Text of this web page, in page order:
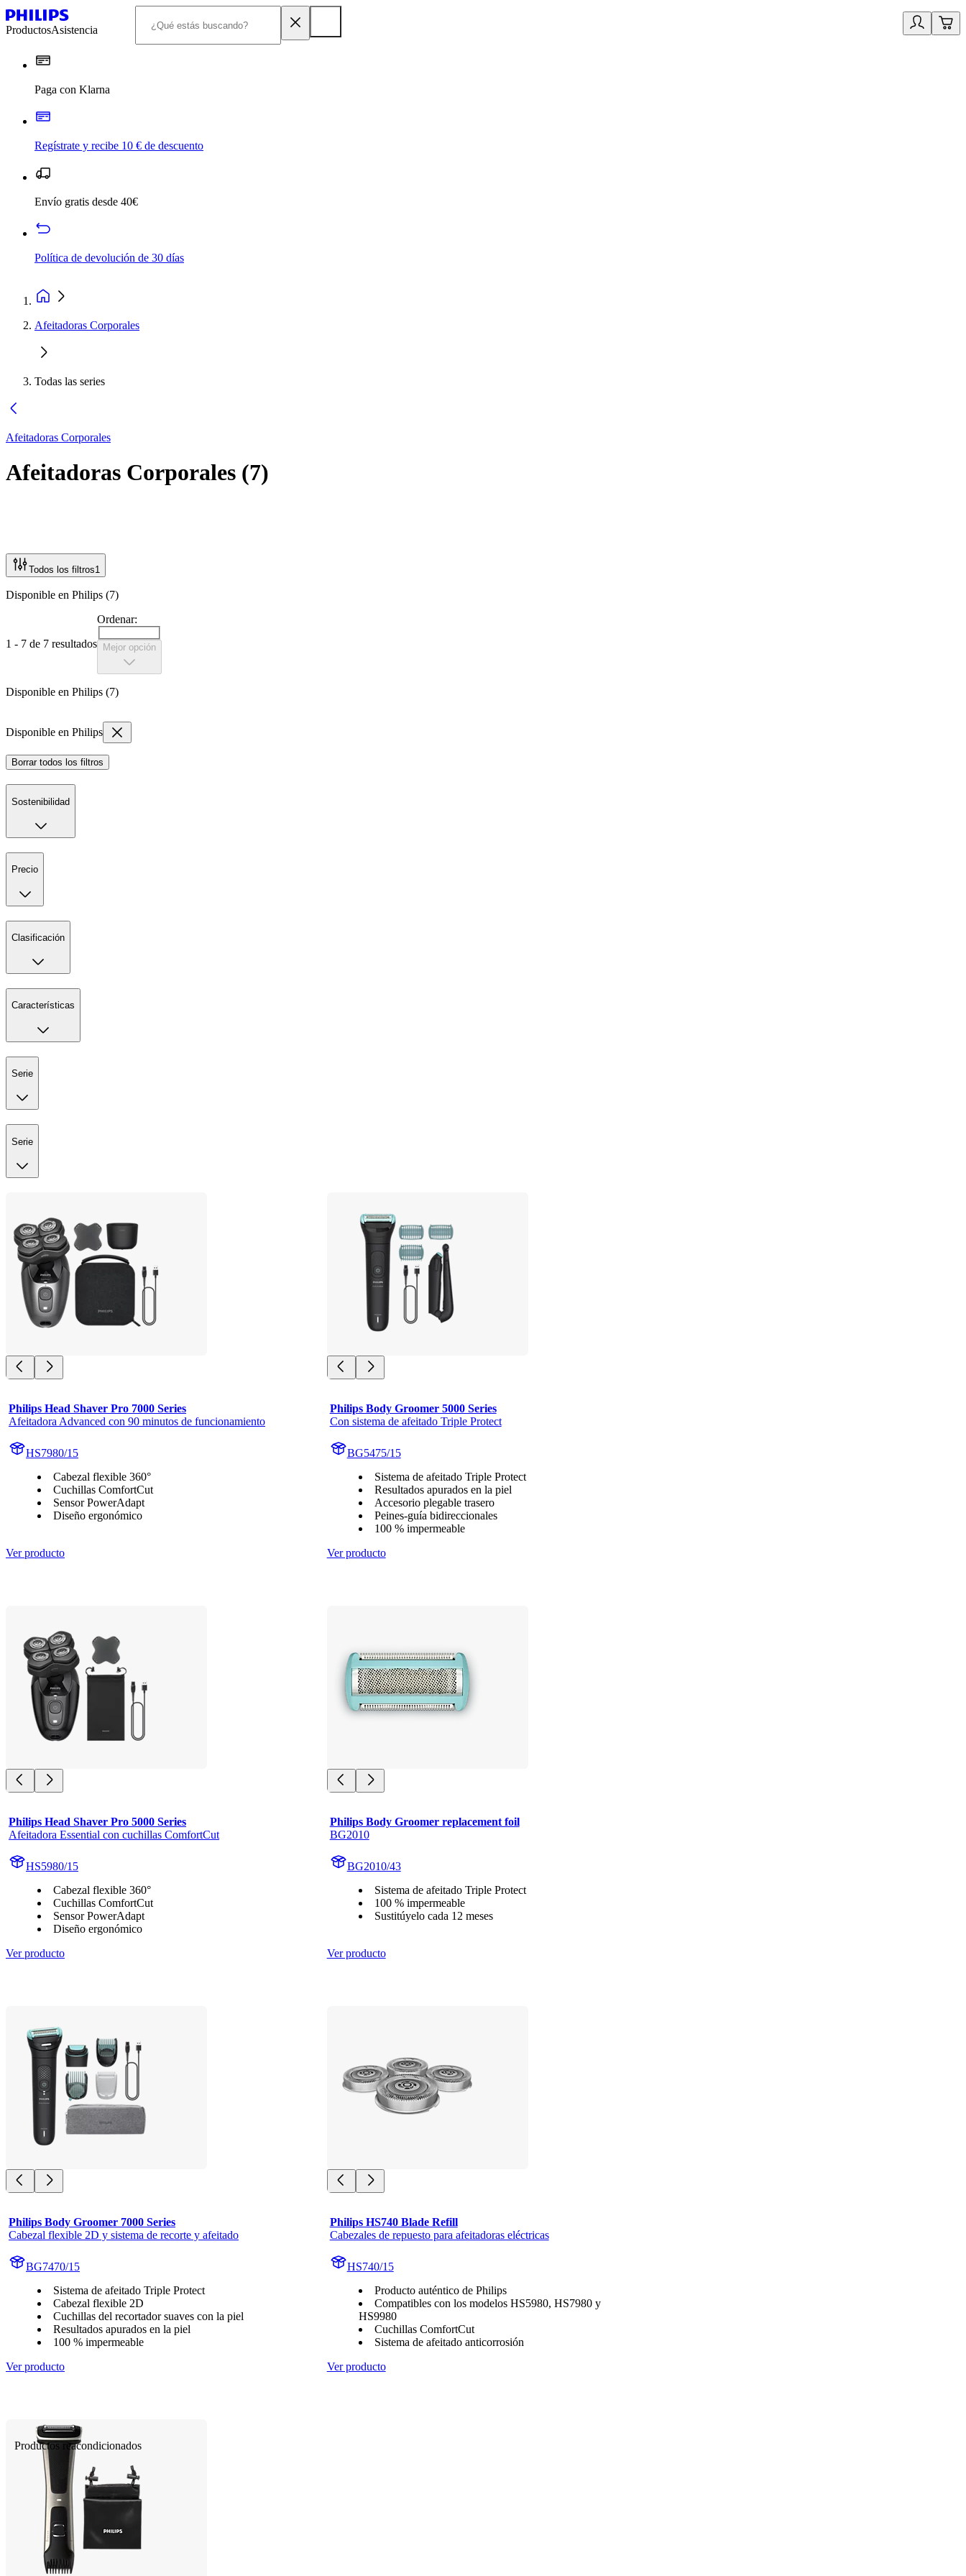
ProductosAsistencia
Paga con Klarna
Regístrate y recibe 10 € de descuento
Envío gratis desde 40€
Política de devolución de 30 días
Afeitadoras Corporales
Todas las series
Afeitadoras Corporales
Afeitadoras Corporales (7)
Todos los filtros1
Disponible en Philips (7)
1 - 7 de 7 resultados
Ordenar:
Mejor opción
Disponible en Philips (7)
Disponible en Philips
Borrar todos los filtros
Sostenibilidad
Precio
Clasificación
Características
Serie
Serie
Philips Head Shaver Pro 7000 Series
Afeitadora Advanced con 90 minutos de funcionamiento
HS7980/15
Cabezal flexible 360°
Cuchillas ComfortCut
Sensor PowerAdapt
Diseño ergonómico
Ver producto
Philips Body Groomer 5000 Series
Con sistema de afeitado Triple Protect
BG5475/15
Sistema de afeitado Triple Protect
Resultados apurados en la piel
Accesorio plegable trasero
Peines-guía bidireccionales
100 % impermeable
Ver producto
Philips Head Shaver Pro 5000 Series
Afeitadora Essential con cuchillas ComfortCut
HS5980/15
Cabezal flexible 360°
Cuchillas ComfortCut
Sensor PowerAdapt
Diseño ergonómico
Ver producto
Philips Body Groomer replacement foil
BG2010
BG2010/43
Sistema de afeitado Triple Protect
100 % impermeable
Sustitúyelo cada 12 meses
Ver producto
Philips Body Groomer 7000 Series
Cabezal flexible 2D y sistema de recorte y afeitado
BG7470/15
Sistema de afeitado Triple Protect
Cabezal flexible 2D
Cuchillas del recortador suaves con la piel
Resultados apurados en la piel
100 % impermeable
Ver producto
Philips HS740 Blade Refill
Cabezales de repuesto para afeitadoras eléctricas
HS740/15
Producto auténtico de Philips
Compatibles con los modelos HS5980, HS7980 y
HS9980
Cuchillas ComfortCut
Sistema de afeitado anticorrosión
Ver producto
Productos reacondicionados